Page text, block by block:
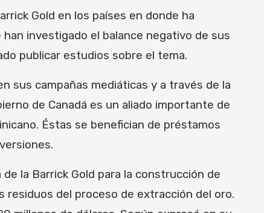
Gold en los países en donde ha
investigado el balance negativo de sus
publicar estudios sobre el tema.
sus campañas mediáticas y a través de la
de Canadá es un aliado importante de
Éstas se benefician de préstamos
la Barrick Gold para la construcción de
residuos del proceso de extracción del oro.